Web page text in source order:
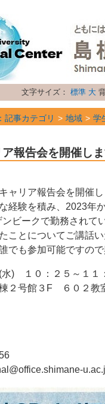
文字サイズ： 標準 大
記事カテゴリ 地域 学
報告会を開催し
ャリア報告会を開催し
経験を積み、2023年
ビークで勤務されて
ことについてご講話い
でも参加可能ですの
水) １０：２５～１１
２号館３F ６０２教